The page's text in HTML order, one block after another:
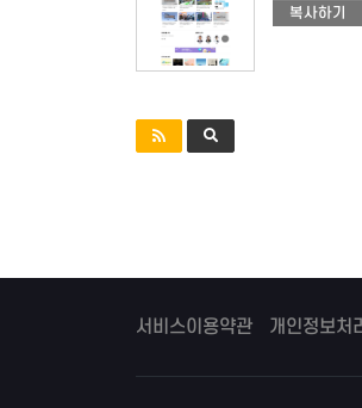
복사하기
서비스이용약관 개인정보처